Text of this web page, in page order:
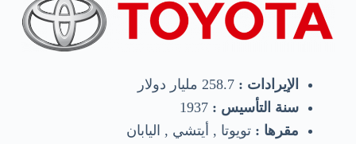
الإيرادات :
سنة التأسيس :
مقرها : تويوتا , أيتشي , اليابان